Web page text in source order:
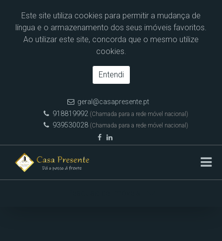
Este site utiliza cookies para permitir a mudança de
língua e o armazenamento dos seus imóveis favoritos.
Ao utilizar este site, concorda que o mesmo utilize
cookies.
Entendi
geral@casapresente.pt
918819992 (Chamada para a rede móvel nacional)
939530028 (Chamada para a rede móvel nacional)